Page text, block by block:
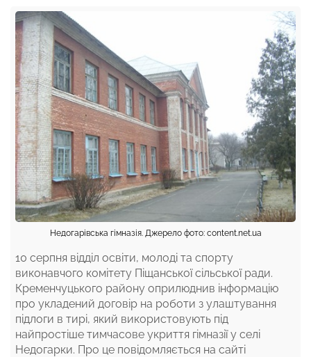
Недогарівська гімназія. Джерело фото: content.net.ua
10 серпня відділ освіти, молоді та спорту
виконавчого комітету Піщанської сільської ради.
Кременчуцького району оприлюднив інформацію
про укладений договір на роботи з улаштування
підлоги в тирі, який використовують під
найпростіше тимчасове укриття гімназії у селі
Недогарки. Про це повідомляється на сайті